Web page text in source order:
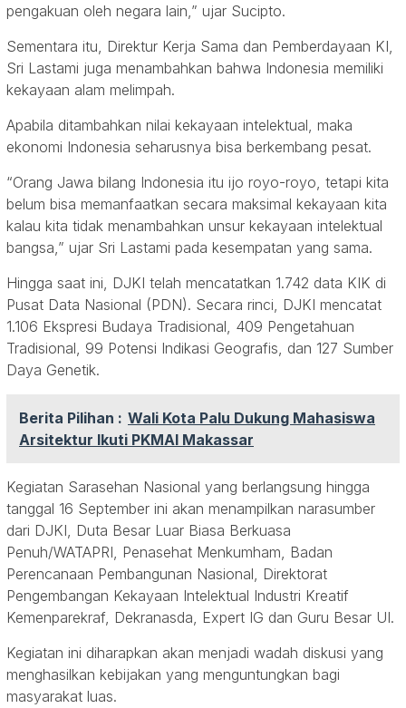
pengakuan oleh negara lain,” ujar Sucipto.
Sementara itu, Direktur Kerja Sama dan Pemberdayaan KI,
Sri Lastami juga menambahkan bahwa Indonesia memiliki
kekayaan alam melimpah.
Apabila ditambahkan nilai kekayaan intelektual, maka
ekonomi Indonesia seharusnya bisa berkembang pesat.
“Orang Jawa bilang Indonesia itu ijo royo-royo, tetapi kita
belum bisa memanfaatkan secara maksimal kekayaan kita
kalau kita tidak menambahkan unsur kekayaan intelektual
bangsa,” ujar Sri Lastami pada kesempatan yang sama.
Hingga saat ini, DJKI telah mencatatkan 1.742 data KIK di
Pusat Data Nasional (PDN). Secara rinci, DJKI mencatat
1.106 Ekspresi Budaya Tradisional, 409 Pengetahuan
Tradisional, 99 Potensi Indikasi Geografis, dan 127 Sumber
Daya Genetik.
Berita Pilihan : Wali Kota Palu Dukung Mahasiswa
Arsitektur Ikuti PKMAI Makassar
Kegiatan Sarasehan Nasional yang berlangsung hingga
tanggal 16 September ini akan menampilkan narasumber
dari DJKI, Duta Besar Luar Biasa Berkuasa
Penuh/WATAPRI, Penasehat Menkumham, Badan
Perencanaan Pembangunan Nasional, Direktorat
Pengembangan Kekayaan Intelektual Industri Kreatif
Kemenparekraf, Dekranasda, Expert IG dan Guru Besar UI.
Kegiatan ini diharapkan akan menjadi wadah diskusi yang
menghasilkan kebijakan yang menguntungkan bagi
masyarakat luas.